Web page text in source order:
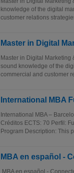
knowledge of the digital
customer relations
Master in Digital
Master in Digital Marketing
sound knowledge of the
commercial and customer
International MBA
International MBA –
Créditos ECTS: 70 Perfil:
Program Description: This
MBA en español -
MBA en español -